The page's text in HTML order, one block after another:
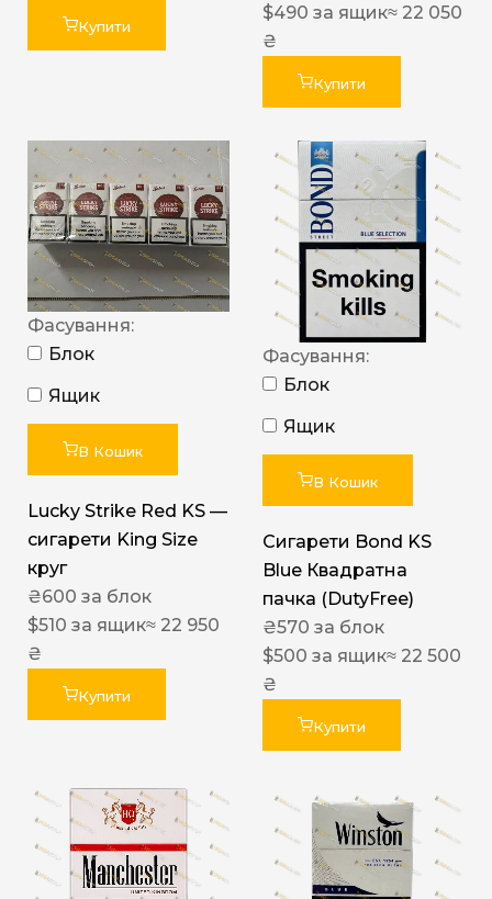
Купити
$490 за ящик≈ 22 050
₴
Купити
Фасування:
Блок
Ящик
В Кошик
Lucky Strike Red KS —
сигарети King Size
круг
₴600 за блок
$510 за ящик≈ 22 950
₴
Купити
Фасування:
Блок
Ящик
В Кошик
Сигарети Bond KS
Blue Квадратна
пачка (DutyFree)
₴570 за блок
$500 за ящик≈ 22 500
₴
Купити